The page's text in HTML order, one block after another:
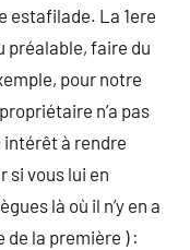
estafilade. La 1ere
préalable, faire du
pour notre
n’a pas
intérêt à rendre
si vous lui en
là où il n’y en a
la première ) :